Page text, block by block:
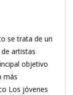
se trata de un
artistas
objetivo
más
Los jóvenes